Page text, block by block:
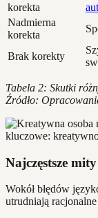
korekta
Nadmierna
korekta
Brak korekty
Tabela 2: Skutki
Źródło:
Najczęstsze
Wokół błędów
utrudniają